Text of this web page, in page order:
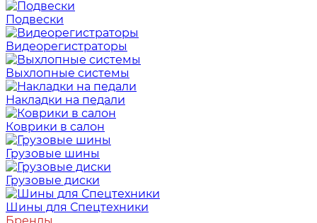
Подвески
Видеорегистраторы
Выхлопные системы
Накладки на педали
Коврики в салон
Грузовые шины
Грузовые диски
Шины для Спецтехники